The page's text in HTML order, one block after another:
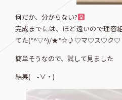
何だか、分からない?‍
完成までには、ほど遠いので理容
てた(*^▽^)/★*☆♪♡マ♡ス♡ク♡
簡単そうなので、試して見ました
結果( -∀・)